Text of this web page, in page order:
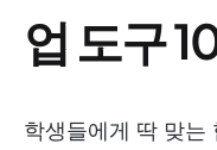
업 도구
학생들에게 딱 맞는